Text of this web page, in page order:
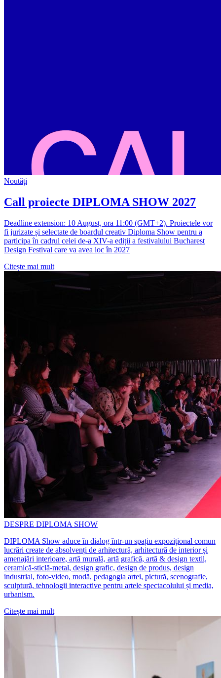
Noutăți
Call proiecte DIPLOMA SHOW 2027
Deadline extension: 10 August, ora 11:00 (GMT+2). Proiectele vor
fi jurizate și selectate de boardul creativ Diploma Show pentru a
participa în cadrul celei de-a XIV-a ediții a festivalului Bucharest
Design Festival care va avea loc în 2027
Citește mai mult
DESPRE DIPLOMA SHOW
DIPLOMA Show aduce în dialog într-un spațiu expozițional comun
lucrări create de absolvenți de arhitectură, arhitectură de interior și
amenajări interioare, artă murală, artă grafică, artă & design textil,
ceramică-sticlă-metal, design grafic, design de produs, design
industrial, foto-video, modă, pedagogia artei, pictură, scenografie,
sculptură, tehnologii interactive pentru artele spectacolului și media,
urbanism.
Citește mai mult